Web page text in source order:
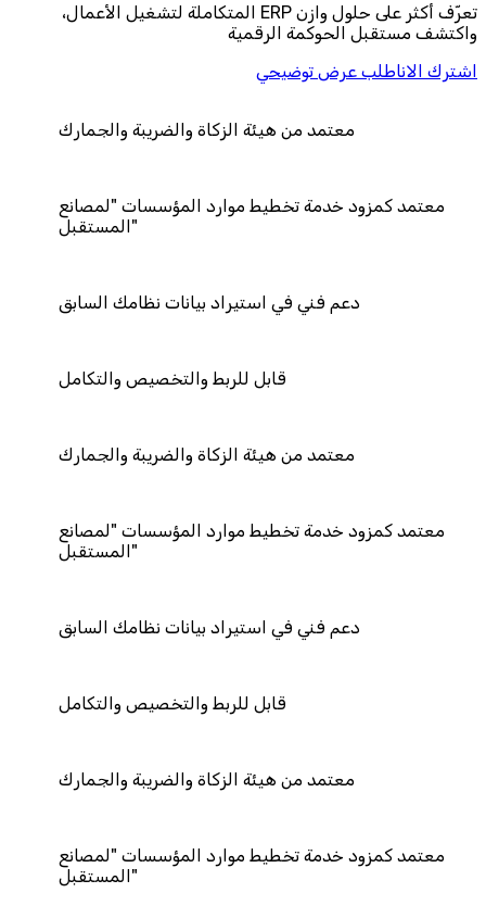
تعرّف أكثر على حلول وازن ERP المتكاملة لتشغيل الأعمال،
واكتشف مستقبل الحوكمة الرقمية
اشترك الاناطلب عرض توضيحي
هيئة الزكاة والضريبة والجمارك
موارد المؤسسات "لمصانع
استيراد بيانات نظامك السابق
قابل للربط والتخصيص والتكامل
هيئة الزكاة والضريبة والجمارك
موارد المؤسسات "لمصانع
استيراد بيانات نظامك السابق
قابل للربط والتخصيص والتكامل
هيئة الزكاة والضريبة والجمارك
موارد المؤسسات "لمصانع